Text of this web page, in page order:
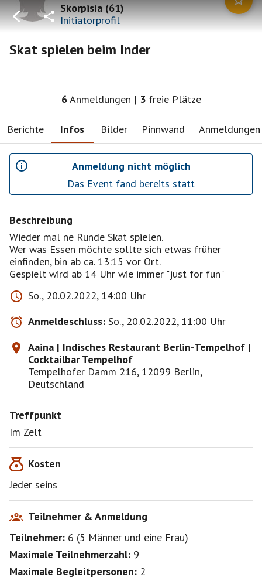
Skorpisia(61)
Initiatorprofil
Skat spielen beim Inder
6Anmeldungen | 3 freie Plätze
Berichte Infos Bilder Pinnwand Anmeldungen
Anmeldung nicht möglich
Das Event fand bereits statt
Beschreibung
Wieder mal ne Runde Skat spielen.
Wer was Essen möchte sollte sich etwas früher
einfinden, bin ab ca. 13:15 vor Ort.
So., 20.02.2022, 14:00 Uhr
Anmeldeschluss: So., 20.02.2022, 11:00 Uhr
Aaina | Indisches Restaurant Berlin-Tempelhof |
Cocktailbar Tempelhof
Tempelhofer Damm 216, 12099 Berlin,
Deutschland
Treffpunkt
Im Zelt
Kosten
Jeder seins
Teilnehmer & Anmeldung
Teilnehmer: 6 (5 Männer und eine Frau)
Maximale Teilnehmerzahl: 9
Maximale Begleitpersonen: 2